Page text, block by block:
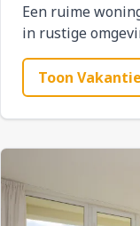
Een ruime
in rustige
Toon